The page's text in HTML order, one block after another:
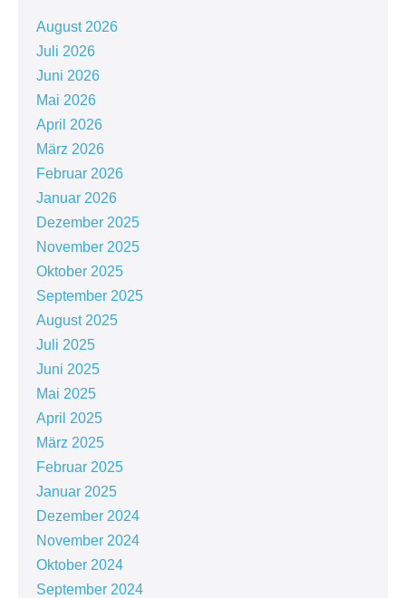
August 2026
Juli 2026
Juni 2026
Mai 2026
April 2026
März 2026
Februar 2026
Januar 2026
Dezember 2025
November 2025
Oktober 2025
September 2025
August 2025
Juli 2025
Juni 2025
Mai 2025
April 2025
März 2025
Februar 2025
Januar 2025
Dezember 2024
November 2024
Oktober 2024
September 2024